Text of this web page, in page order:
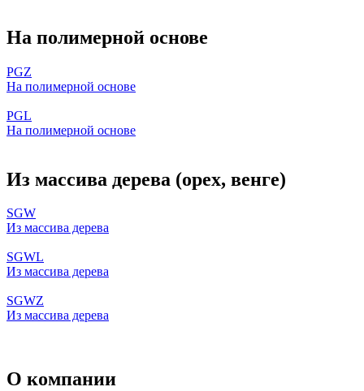
На полимерной основе
PGZ
На полимерной основе
PGL
На полимерной основе
Из массива дерева (орех, венге)
SGW
Из массива дерева
SGWL
Из массива дерева
SGWZ
Из массива дерева
О компании